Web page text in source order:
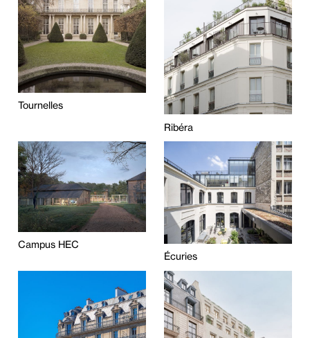
Tournelles
Ribéra
Campus HEC
Écuries